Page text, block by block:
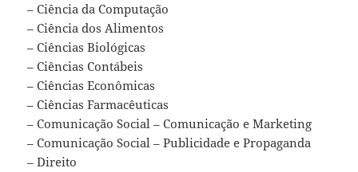
– Ciência da Computação
– Ciência dos Alimentos
– Ciências Biológicas
– Ciências Contábeis
– Ciências Econômicas
– Ciências Farmacêuticas
– Comunicação Social – Comunicação e Marketing
– Comunicação Social – Publicidade e Propaganda
– Direito